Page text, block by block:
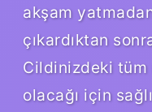
akşam
çıkardıktan
Cildinizdeki tüm
olacağı için